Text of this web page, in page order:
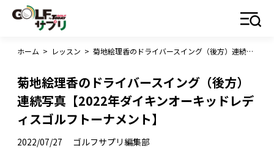
ホーム > レッスン > 菊地絵理香のドライバースイング（後方）連続写真【2022年ダイキンオーキッドレディスゴルフトーナメント】
菊地絵理香のドライバースイング（後方）
連続写真【2022年ダイキンオーキッドレデ
ィスゴルフトーナメント】
2022/07/27 ゴルフサプリ編集部